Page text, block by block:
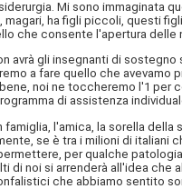
Mi sono immaginata
magari, ha figli piccoli, questi
che consente l'apertura
avrà gli insegnanti di
a fare quello che
noi ne toccheremo l'1
di assistenza
l'amica, la sorella
se è tra i milioni di italiani
per qualche
di noi si arrenderà all'idea
che abbiamo sentito